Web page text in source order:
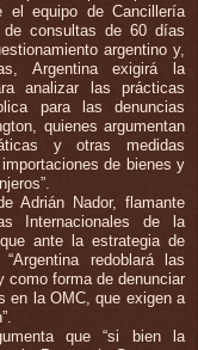
el equipo de Cancillería
de consultas de 60 días
argentino y,
Argentina exigirá la
analizar las prácticas
para las denuncias
quienes argumentan
y otras medidas
de bienes y
Adrián Nador, flamante
Internacionales de la
ante la estrategia de
redoblará las
como forma de denunciar
en la OMC, que exigen a
que “si bien la